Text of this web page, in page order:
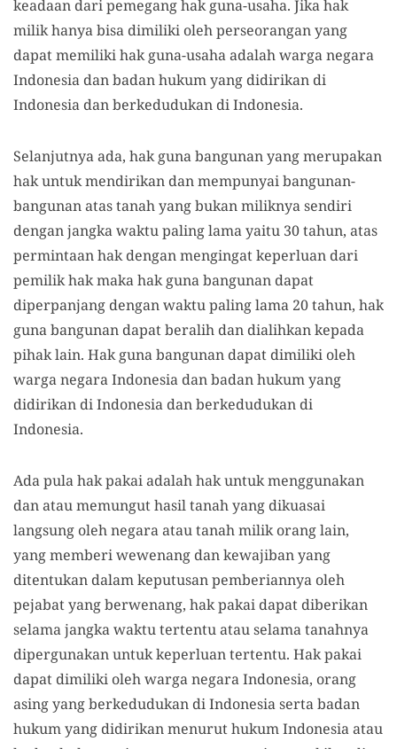
keadaan dari pemegang hak guna-usaha. Jika hak
milik hanya bisa dimiliki oleh perseorangan yang
dapat memiliki hak guna-usaha adalah warga negara
Indonesia dan badan hukum yang didirikan di
Indonesia dan berkedudukan di Indonesia.
Selanjutnya ada, hak guna bangunan yang merupakan
hak untuk mendirikan dan mempunyai bangunan-
bangunan atas tanah yang bukan miliknya sendiri
dengan jangka waktu paling lama yaitu 30 tahun, atas
permintaan hak dengan mengingat keperluan dari
pemilik hak maka hak guna bangunan dapat
diperpanjang dengan waktu paling lama 20 tahun, hak
guna bangunan dapat beralih dan dialihkan kepada
pihak lain. Hak guna bangunan dapat dimiliki oleh
warga negara Indonesia dan badan hukum yang
didirikan di Indonesia dan berkedudukan di
Indonesia.
Ada pula hak pakai adalah hak untuk menggunakan
dan atau memungut hasil tanah yang dikuasai
langsung oleh negara atau tanah milik orang lain,
yang memberi wewenang dan kewajiban yang
ditentukan dalam keputusan pemberiannya oleh
pejabat yang berwenang, hak pakai dapat diberikan
selama jangka waktu tertentu atau selama tanahnya
dipergunakan untuk keperluan tertentu. Hak pakai
dapat dimiliki oleh warga negara Indonesia, orang
asing yang berkedudukan di Indonesia serta badan
hukum yang didirikan menurut hukum Indonesia atau